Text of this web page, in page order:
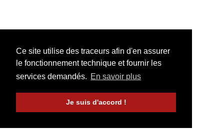
Ce site utilise des traceurs afin d'en assurer
le fonctionnement technique et fournir les
services demandés. En savoir plus
Je suis d'accord !